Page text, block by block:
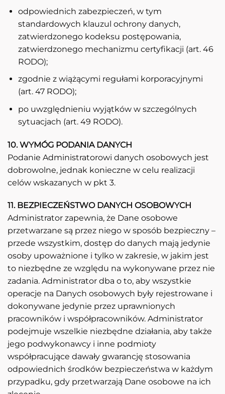
odpowiednich zabezpieczeń, w tym
standardowych klauzul ochrony danych,
zatwierdzonego kodeksu postępowania,
zatwierdzonego mechanizmu certyfikacji (art. 46
RODO);
zgodnie z wiążącymi regułami korporacyjnymi
(art. 47 RODO);
po uwzględnieniu wyjątków w szczególnych
sytuacjach (art. 49 RODO).
10. WYMÓG PODANIA DANYCH
Podanie Administratorowi danych osobowych jest
dobrowolne, jednak konieczne w celu realizacji
celów wskazanych w pkt 3.
11. BEZPIECZEŃSTWO DANYCH OSOBOWYCH
Administrator zapewnia, że Dane osobowe
przetwarzane są przez niego w sposób bezpieczny –
przede wszystkim, dostęp do danych mają jedynie
osoby upoważnione i tylko w zakresie, w jakim jest
to niezbędne ze względu na wykonywane przez nie
zadania. Administrator dba o to, aby wszystkie
operacje na Danych osobowych były rejestrowane i
dokonywane jedynie przez uprawnionych
pracowników i współpracowników. Administrator
podejmuje wszelkie niezbędne działania, aby także
jego podwykonawcy i inne podmioty
współpracujące dawały gwarancję stosowania
odpowiednich środków bezpieczeństwa w każdym
przypadku, gdy przetwarzają Dane osobowe na ich